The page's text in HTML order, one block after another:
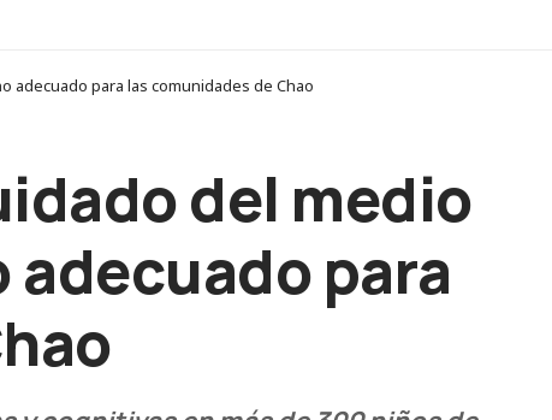
adecuado para las comunidades de Chao
del medio
para